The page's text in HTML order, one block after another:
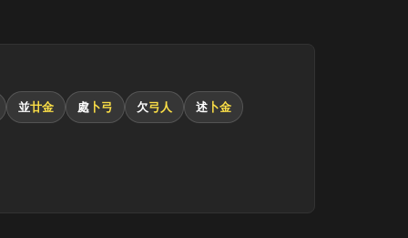
並廿金 處 卜弓 欠弓人 述 卜金